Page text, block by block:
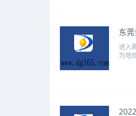
东
进入
为地